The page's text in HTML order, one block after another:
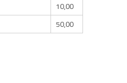
10,00
50,00